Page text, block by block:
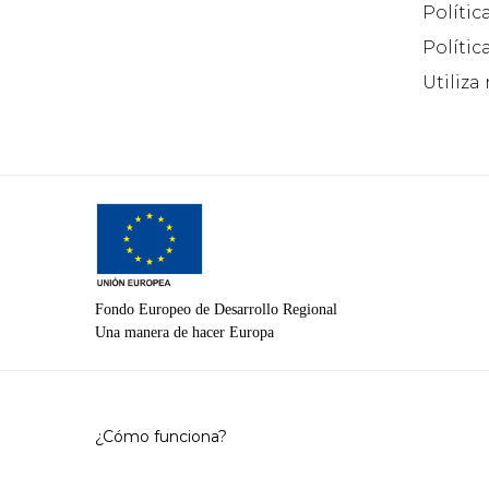
Utiliza
Fondo Europeo de Desarrollo Regional
Una manera de hacer Europa
¿Cómo funciona?